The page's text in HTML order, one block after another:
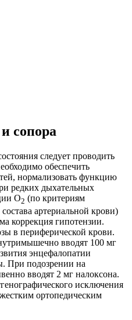
сопора
следует проводить
обеспечить
нормализовать функцию
редких дыхательных
О2 (по критериям
артериальной крови)
коррекция гипотензии.
в периферической крови.
вводят 100 мг
энцефалопатии
При подозрении на
вводят 2 мг налоксона.
исключения
ортопедическим